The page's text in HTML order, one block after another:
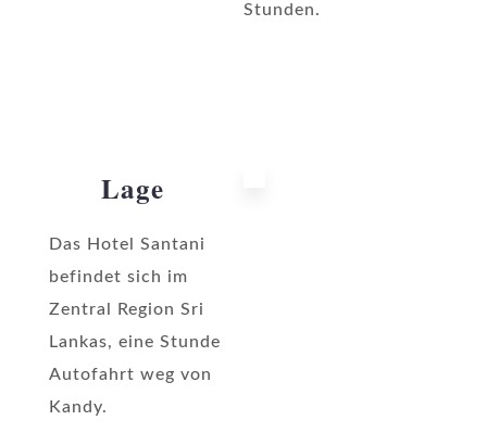
Stunden.
Lage
Das Hotel Santani
befindet sich im
Zentral Region Sri
Lankas, eine Stunde
Autofahrt weg von
Kandy.